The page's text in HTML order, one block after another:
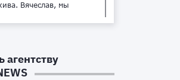
Вячеслав, мы
ты никому!